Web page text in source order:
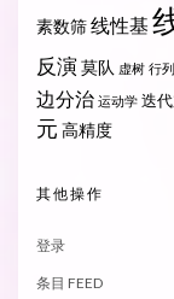
素数筛线性基
反演莫队 虚树 行
边分治 运动学 迭
元 高精度
其他操作
登录
条目 FEED